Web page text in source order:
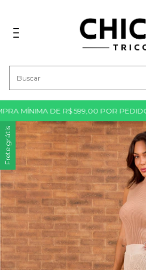
MÍNIMA DE R$ 599,00 POR PEDIDO *
Frete grátis